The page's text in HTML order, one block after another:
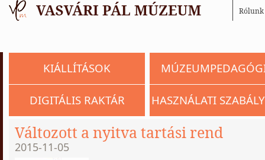
Rólunk
KIÁLLÍTÁSOK
DIGITÁLIS RAKTÁR HASZNÁLATI
Változott a nyitva tartási rend
2015-11-05